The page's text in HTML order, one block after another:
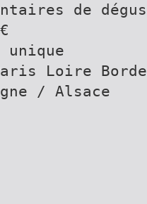
de
unique
Loire
/ Alsace